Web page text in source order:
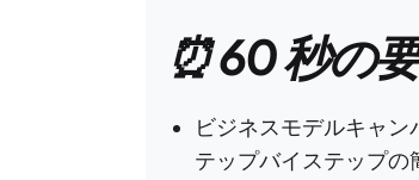
⏰ 60 秒の
ビジネスモデルキャ
テップバイステップの